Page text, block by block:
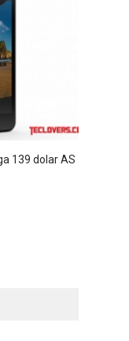
139 dolar AS